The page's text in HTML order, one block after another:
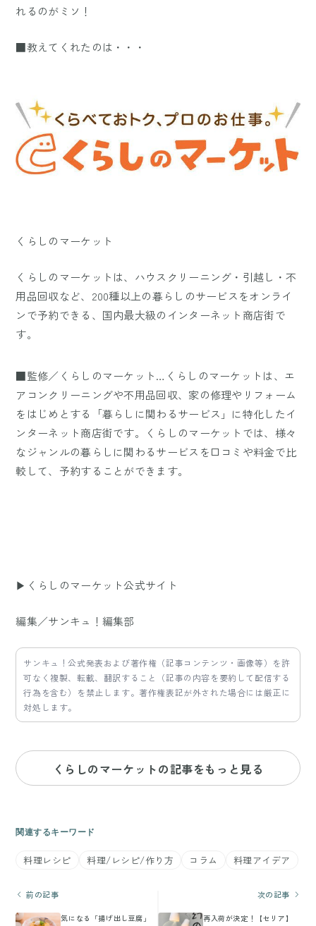
れるのがミソ！
■教えてくれたのは・・・
くらしのマーケット
くらしのマーケットは、ハウスクリーニング・引越し・不
用品回収など、200種以上の暮らしのサービスをオンライ
ンで予約できる、国内最大級のインターネット商店街で
す。
■監修／くらしのマーケット…くらしのマーケットは、エ
アコンクリーニングや不用品回収、家の修理やリフォーム
をはじめとする「暮らしに関わるサービス」に特化したイ
ンターネット商店街です。くらしのマーケットでは、様々
なジャンルの暮らしに関わるサービスを口コミや料金で比
較して、予約することができます。
▶くらしのマーケット公式サイト
編集／サンキュ！編集部
サンキュ！公式発表および著作権（記事コンテンツ・画像等）を許
可なく複製、転載、翻訳すること（記事の内容を要約して配信する
行為を含む）を禁止します。著作権表記が外された場合には厳正に
対処します。
くらしのマーケットの記事をもっと見る
関連するキーワード
料理レシピ 料理/レシピ/作り方 コラム 料理アイデア
前の記事
気になる「揚げ出し豆腐」
次の記事
再入荷が決定！【セリア】